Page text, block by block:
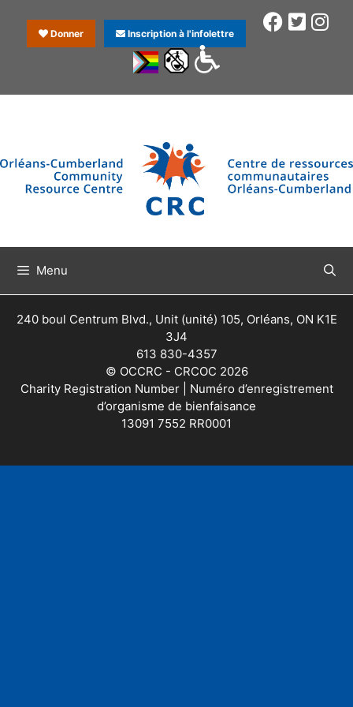
Donner Inscription à l'infolettre
Menu
240 boul Centrum Blvd., Unit (unité) 105, Orléans, ON K1E
3J4
613 830-4357
© OCCRC - CRCOC 2026
Charity Registration Number | Numéro d’enregistrement
d’organisme de bienfaisance
13091 7552 RR0001